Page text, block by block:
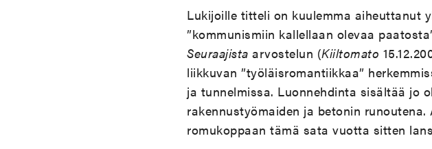
Lukijoille titteli on kuulemma aiheuttanut
”kommunismiin kallellaan olevaa
Seuraajista arvostelun (Kiiltomato
liikkuvan ”työläisromantiikkaa”
ja tunnelmissa. Luonnehdinta sisältää jo
rakennustyömaiden ja betonin
romukoppaan tämä sata vuotta sitten